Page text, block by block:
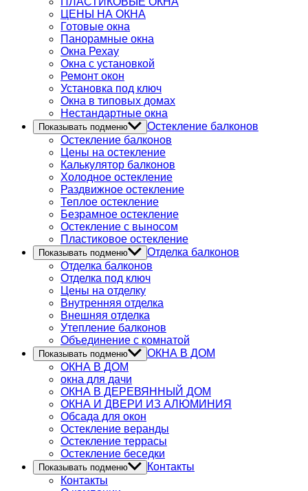
ЦЕНЫ НА ОКНА
Готовые окна
Панорамные окна
Окна Рехау
Окна с установкой
Ремонт окон
Установка под ключ
Окна в типовых домах
Нестандартные окна
Показывать подменю
Остекление балконов
Остекление балконов
Цены на остекление
Калькулятор балконов
Холодное остекление
Раздвижное остекление
Теплое остекление
Безрамное остекление
Остекление с выносом
Пластиковое остекление
Показывать подменю
Отделка балконов
Отделка балконов
Отделка под ключ
Цены на отделку
Внутренняя отделка
Внешняя отделка
Утепление балконов
Объединение с комнатой
Показывать подменю
ОКНА В ДОМ
ОКНА В ДОМ
окна для дачи
ОКНА В ДЕРЕВЯННЫЙ ДОМ
ОКНА И ДВЕРИ ИЗ АЛЮМИНИЯ
Обсада для окон
Остекление веранды
Остекление террасы
Остекление беседки
Показывать подменю
Контакты
Контакты